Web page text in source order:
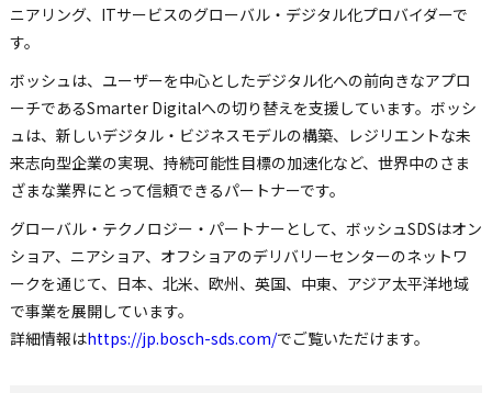
ニアリング、ITサービスのグローバル・デジタル化プロバイダーで
す。
ボッシュは、ユーザーを中心としたデジタル化への前向きなアプロ
ーチであるSmarter Digitalへの切り替えを支援しています。ボッシ
ュは、新しいデジタル・ビジネスモデルの構築、レジリエントな未
来志向型企業の実現、持続可能性目標の加速化など、世界中のさま
ざまな業界にとって信頼できるパートナーです。
グローバル・テクノロジー・パートナーとして、ボッシュSDSはオン
ショア、ニアショア、オフショアのデリバリーセンターのネットワ
ークを通じて、日本、北米、欧州、英国、中東、アジア太平洋地域
で事業を展開しています。
詳細情報はhttps://jp.bosch-sds.com/でご覧いただけます。